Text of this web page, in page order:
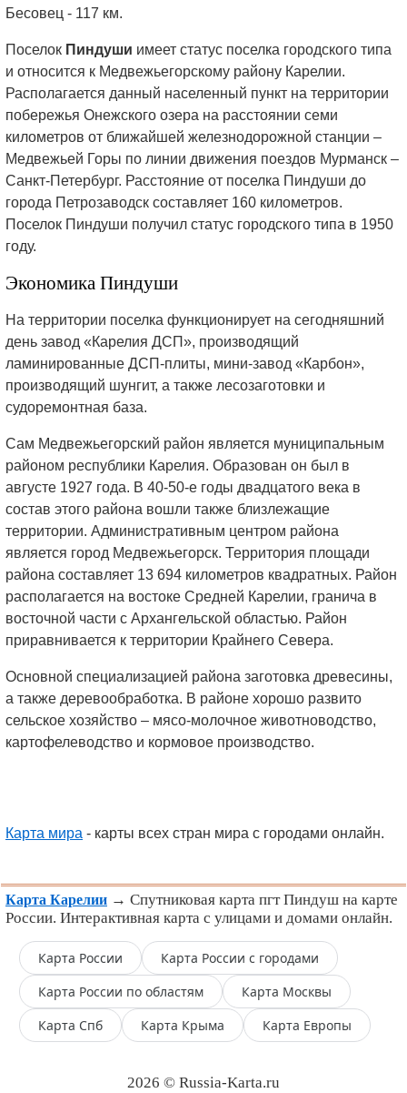
Бесовец - 117 км.
Поселок Пиндуши имеет статус поселка городского типа
и относится к Медвежьегорскому району Карелии.
Располагается данный населенный пункт на территории
побережья Онежского озера на расстоянии семи
километров от ближайшей железнодорожной станции –
Медвежьей Горы по линии движения поездов Мурманск –
Санкт-Петербург. Расстояние от поселка Пиндуши до
города Петрозаводск составляет 160 километров.
Поселок Пиндуши получил статус городского типа в 1950
году.
Экономика Пиндуши
На территории поселка функционирует на сегодняшний
день завод «Карелия ДСП», производящий
ламинированные ДСП-плиты, мини-завод «Карбон»,
производящий шунгит, а также лесозаготовки и
судоремонтная база.
Сам Медвежьегорский район является муниципальным
районом республики Карелия. Образован он был в
августе 1927 года. В 40-50-е годы двадцатого века в
состав этого района вошли также близлежащие
территории. Административным центром района
является город Медвежьегорск. Территория площади
района составляет 13 694 километров квадратных. Район
располагается на востоке Средней Карелии, гранича в
восточной части с Архангельской областью. Район
приравнивается к территории Крайнего Севера.
Основной специализацией района заготовка древесины,
а также деревообработка. В районе хорошо развито
сельское хозяйство – мясо-молочное животноводство,
картофелеводство и кормовое производство.
Карта мира - карты всех стран мира с городами онлайн.
Карта Карелии → Спутниковая карта пгт Пиндуш на карте
России. Интерактивная карта с улицами и домами онлайн.
Карта России
Карта России с городами
Карта России по областям
Карта Москвы
Карта Спб
Карта Крыма Карта Европы
2026 © Russia-Karta.ru